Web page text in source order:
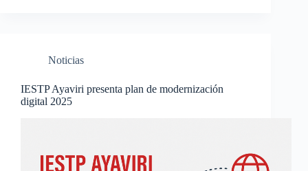
Noticias
IESTP Ayaviri presenta plan de modernización
digital 2025